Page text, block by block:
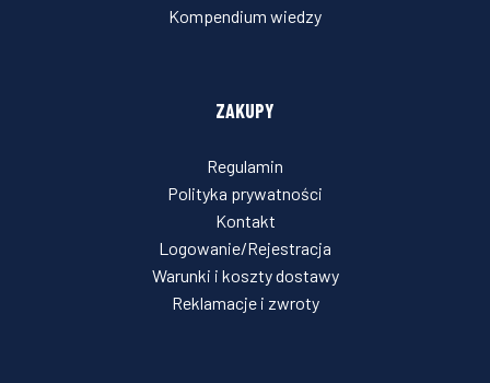
Kompendium wiedzy
ZAKUPY
Regulamin
Polityka prywatności
Kontakt
Logowanie/Rejestracja
Warunki i koszty dostawy
Reklamacje i zwroty